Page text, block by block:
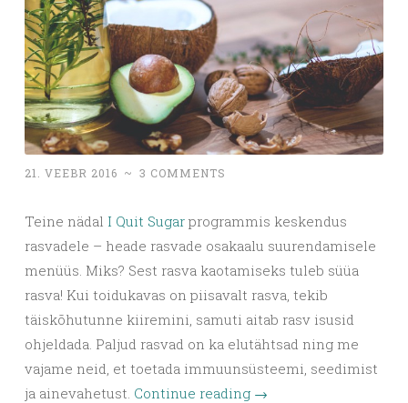
21. VEEBR 2016 ~ 3 COMMENTS
Teine nädal I Quit Sugar programmis keskendus
rasvadele – heade rasvade osakaalu suurendamisele
menüüs. Miks? Sest rasva kaotamiseks tuleb süüa
rasva! Kui toidukavas on piisavalt rasva, tekib
täiskõhutunne kiiremini, samuti aitab rasv isusid
ohjeldada. Paljud rasvad on ka elutähtsad ning me
vajame neid, et toetada immuunsüsteemi, seedimist
ja ainevahetust. Continue reading →